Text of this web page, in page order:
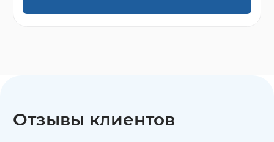
Отзывы клиентов